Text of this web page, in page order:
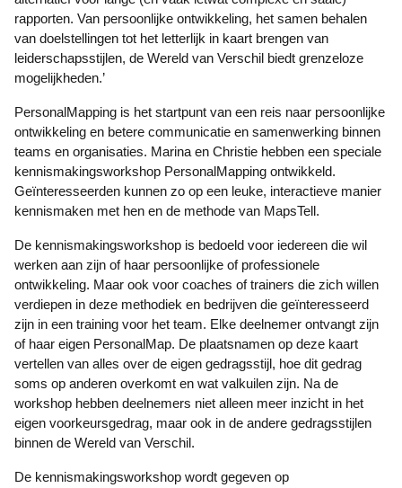
rapporten. Van persoonlijke ontwikkeling, het samen behalen
van doelstellingen tot het letterlijk in kaart brengen van
leiderschapsstijlen, de Wereld van Verschil biedt grenzeloze
mogelijkheden.’
PersonalMapping is het startpunt van een reis naar persoonlijke
ontwikkeling en betere communicatie en samenwerking binnen
teams en organisaties. Marina en Christie hebben een speciale
kennismakingsworkshop PersonalMapping ontwikkeld.
Geïnteresseerden kunnen zo op een leuke, interactieve manier
kennismaken met hen en de methode van MapsTell.
De kennismakingsworkshop is bedoeld voor iedereen die wil
werken aan zijn of haar persoonlijke of professionele
ontwikkeling. Maar ook voor coaches of trainers die zich willen
verdiepen in deze methodiek en bedrijven die geïnteresseerd
zijn in een training voor het team. Elke deelnemer ontvangt zijn
of haar eigen PersonalMap. De plaatsnamen op deze kaart
vertellen van alles over de eigen gedragsstijl, hoe dit gedrag
soms op anderen overkomt en wat valkuilen zijn. Na de
workshop hebben deelnemers niet alleen meer inzicht in het
eigen voorkeursgedrag, maar ook in de andere gedragsstijlen
binnen de Wereld van Verschil.
De kennismakingsworkshop wordt gegeven op